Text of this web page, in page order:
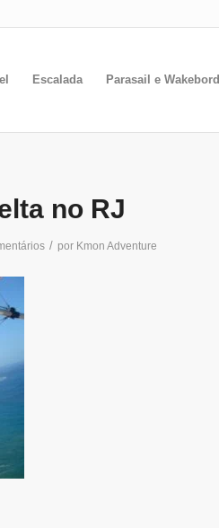
Escalada Parasail e Wakebord
no RJ
/ por Kmon Adventure